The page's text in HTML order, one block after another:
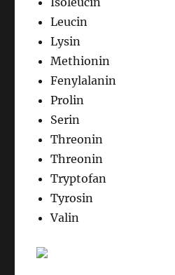
Leucin
Lysin
Methionin
Fenylalanin
Prolin
Serin
Threonin
Threonin
Tryptofan
Tyrosin
Valin